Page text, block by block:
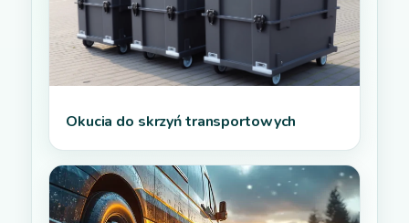
Okucia do skrzyń transportowych